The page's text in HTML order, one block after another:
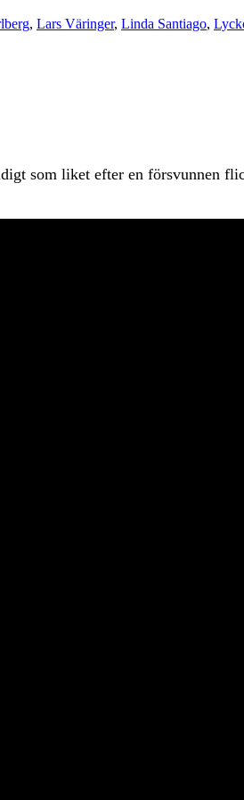
, Lars Väringer, Linda Santiago,
som liket efter en försvunnen